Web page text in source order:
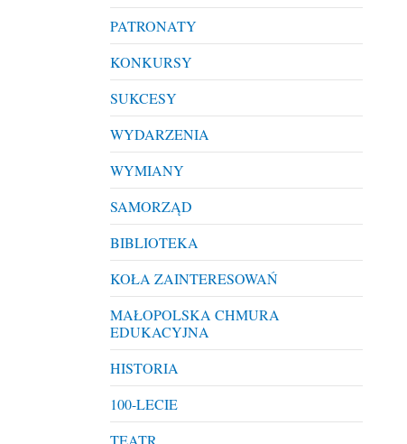
PATRONATY
KONKURSY
SUKCESY
WYDARZENIA
WYMIANY
SAMORZĄD
BIBLIOTEKA
KOŁA ZAINTERESOWAŃ
MAŁOPOLSKA CHMURA
EDUKACYJNA
HISTORIA
100-LECIE
TEATR